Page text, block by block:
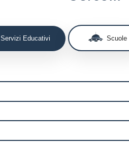
Servizi Educativi Scuole